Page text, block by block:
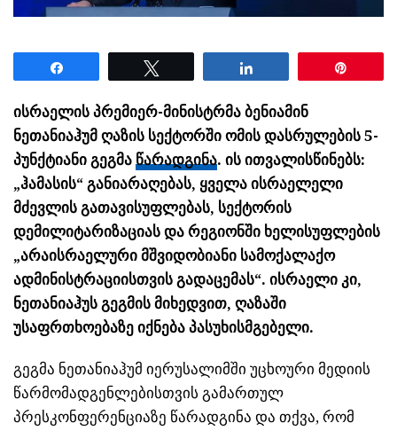
ისრაელის პრემიერ-მინისტრმა ბენიამინ
ნეთანიაჰუმ ღაზის სექტორში ომის დასრულების 5-
პუნქტიანი გეგმა წარადგინა. ის ითვალისწინებს:
„ჰამასის“ განიარაღებას, ყველა ისრაელელი
მძევლის გათავისუფლებას, სექტორის
დემილიტარიზაციას და რეგიონში ხელისუფლების
„არაისრაელური მშვიდობიანი სამოქალაქო
ადმინისტრაციისთვის გადაცემას“. ისრაელი კი,
ნეთანიაჰუს გეგმის მიხედვით, ღაზაში
უსაფრთხოებაზე იქნება პასუხისმგებელი.
გეგმა ნეთანიაჰუმ იერუსალიმში უცხოური მედიის
წარმომადგენლებისთვის გამართულ
პრესკონფერენციაზე წარადგინა და თქვა, რომ